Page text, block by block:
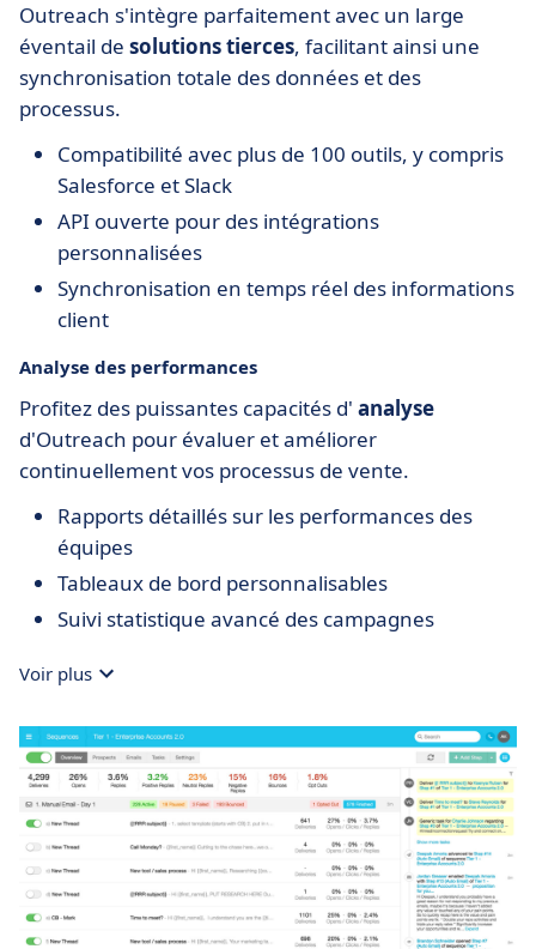
Outreach s'intègre parfaitement avec un large
éventail de solutions tierces, facilitant ainsi une
synchronisation totale des données et des
processus.
Compatibilité avec plus de 100 outils, y compris
Salesforce et Slack
API ouverte pour des intégrations
personnalisées
Synchronisation en temps réel des informations
client
Analyse des performances
Profitez des puissantes capacités d' analyse
d'Outreach pour évaluer et améliorer
continuellement vos processus de vente.
Rapports détaillés sur les performances des
équipes
Tableaux de bord personnalisables
Suivi statistique avancé des campagnes
Voir plus